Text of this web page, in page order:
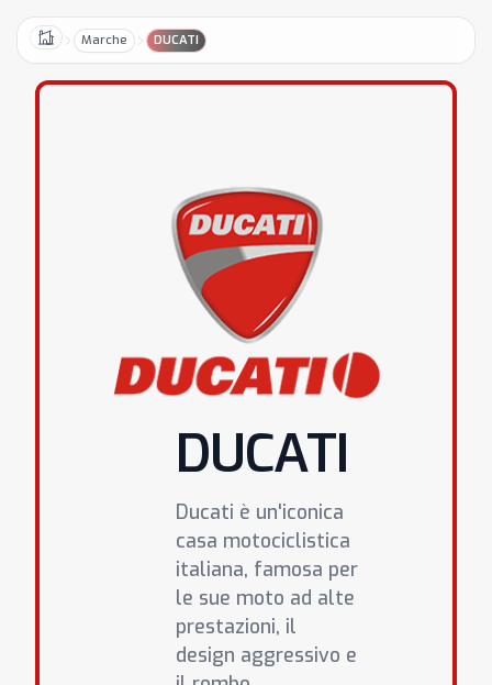
HomeMarche DUCATI
DUCATI
Ducati è un'iconica
casa motociclistica
italiana, famosa per
le sue moto ad alte
prestazioni, il
design aggressivo e